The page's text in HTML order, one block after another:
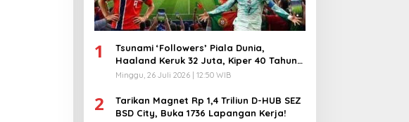
1
Tsunami ‘Followers’ Piala Dunia,
Haaland Keruk 32 Juta, Kiper 40 Tahun
Bikin Geger!
Minggu, 26 Juli 2026 | 12:50 WIB
2
Tarikan Magnet Rp 1,4 Triliun D-HUB SEZ
BSD City, Buka 1736 Lapangan Kerja!